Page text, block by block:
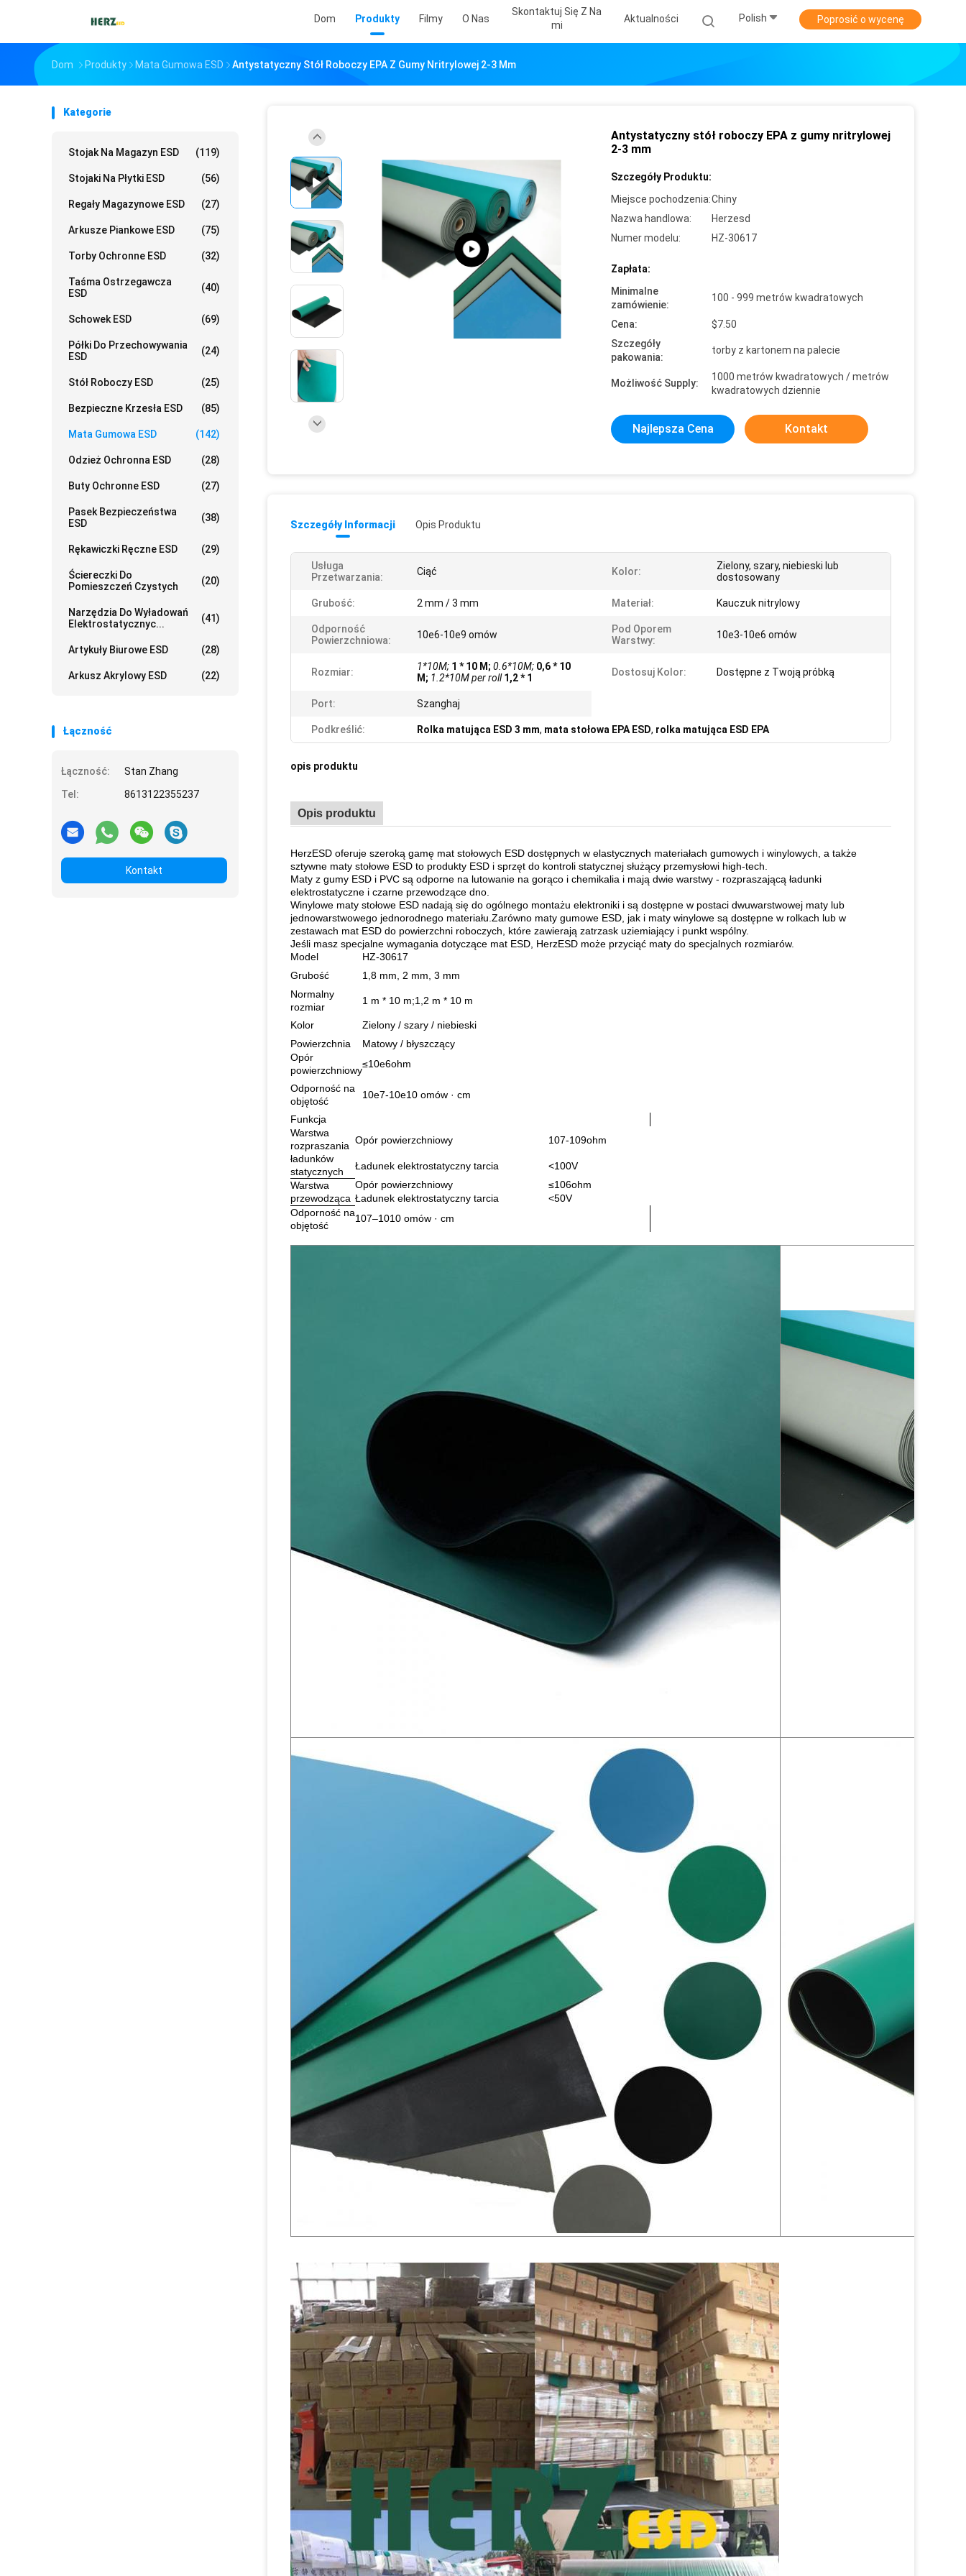
Dom Produkty Filmy O Nas
Skontaktuj Się Z Na
Mi
Aktualności Polish Poprosić o wycenę
Dom Produkty Mata Gumowa ESD Antystatyczny Stół Roboczy EPA Z Gumy Nritrylowej 2-3 Mm
Kategorie
Stojak Na Magazyn ESD (119)
Stojaki Na Płytki ESD (56)
Regały Magazynowe ESD (27)
Arkusze Piankowe ESD (75)
Torby Ochronne ESD (32)
Taśma Ostrzegawcza
ESD
(40)
Schowek ESD (69)
Półki Do Przechowywania
ESD
(24)
Stół Roboczy ESD (25)
Bezpieczne Krzesła ESD (85)
Mata Gumowa ESD (142)
Odzież Ochronna ESD (28)
Buty Ochronne ESD (27)
Pasek Bezpieczeństwa
ESD
(38)
Rękawiczki Ręczne ESD (29)
Ściereczki Do
Pomieszczeń Czystych
(20)
Narzędzia Do Wyładowań
Elektrostatycznyc...
(41)
Artykuły Biurowe ESD (28)
Arkusz Akrylowy ESD (22)
Łączność
Łączność:
Stan Zhang
Tel:
8613122355237
Kontakt
Antystatyczny stół roboczy EPA z gumy nritrylowej
2-3 mm
Szczegóły Produktu:
Miejsce pochodzenia:Chiny
Nazwa handlowa:
Herzesd
Numer modelu:
HZ-30617
Zapłata:
Minimalne
zamówienie:
100 - 999 metrów kwadratowych
Cena:
$7.50
Szczegóły
pakowania:
torby z kartonem na palecie
Możliwość Supply:
1000 metrów kwadratowych / metrów
kwadratowych dziennie
Najlepsza Cena Kontakt
Szczegóły Informacji Opis Produktu
Usługa
Przetwarzania:
Ciąć Kolor:
Zielony, szary, niebieski lub
dostosowany
Grubość: 2 mm / 3 mm Materiał: Kauczuk nitrylowy
Odporność
Powierzchniowa:
10e6-10e9 omów
Pod Oporem
Warstwy:
10e3-10e6 omów
Rozmiar: 1*10M; 1 * 10 M; 0.6*10M; 0,6 * 10
M; 1.2*10M per roll 1,2 * 1 Dostosuj Kolor: Dostępne z Twoją próbką
Port: Szanghaj
Podkreślić: Rolka matująca ESD 3 mm, mata stołowa EPA ESD, rolka matująca ESD EPA
opis produktu
Opis produktu
HerzESD oferuje szeroką gamę mat stołowych ESD dostępnych w elastycznych materiałach gumowych i winylowych, a także
sztywne maty stołowe ESD to produkty ESD i sprzęt do kontroli statycznej służący przemysłowi high-tech.
Maty z gumy ESD i PVC są odporne na lutowanie na gorąco i chemikalia i mają dwie warstwy - rozpraszającą ładunki
elektrostatyczne i czarne przewodzące dno.
Winylowe maty stołowe ESD nadają się do ogólnego montażu elektroniki i są dostępne w postaci dwuwarstwowej maty lub
jednowarstwowego jednorodnego materiału.Zarówno maty gumowe ESD, jak i maty winylowe są dostępne w rolkach lub w
zestawach mat ESD do powierzchni roboczych, które zawierają zatrzask uziemiający i punkt wspólny.
Jeśli masz specjalne wymagania dotyczące mat ESD, HerzESD może przyciąć maty do specjalnych rozmiarów.
Model
HZ-30617
Grubość
1,8 mm, 2 mm, 3 mm
Normalny
rozmiar
1 m * 10 m;1,2 m * 10 m
Kolor
Zielony / szary / niebieski
Powierzchnia
Matowy / błyszczący
Opór
powierzchniowy
≤10e6ohm
Odporność na
objętość
10e7-10e10 omów · cm
Funkcja
Warstwa
rozpraszania
ładunków
statycznych
Opór powierzchniowy 107-109ohm
Ładunek elektrostatyczny tarcia
<100V
Warstwa
przewodząca
Opór powierzchniowy
≤106ohm
Ładunek elektrostatyczny tarcia
<50V
Odporność na
objętość
107–1010 omów · cm